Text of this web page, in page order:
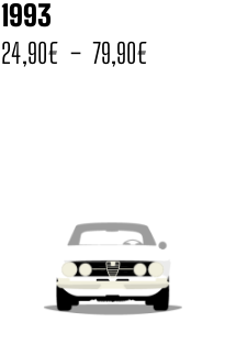
1993
24,90€ – 79,90€